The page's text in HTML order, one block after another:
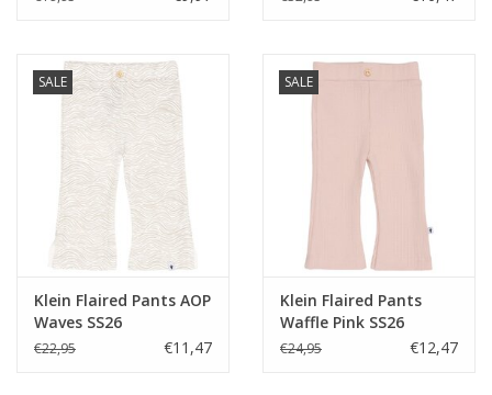
SALE
Klein Flaired Pants AOP
Waves SS26
€22,95 €11,47
SALE
Klein Flaired Pants
Waffle Pink SS26
€24,95 €12,47